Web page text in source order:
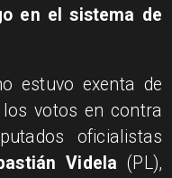
en el sistema de
estuvo exenta de
votos en contra
oficialistas
Videla (PL),